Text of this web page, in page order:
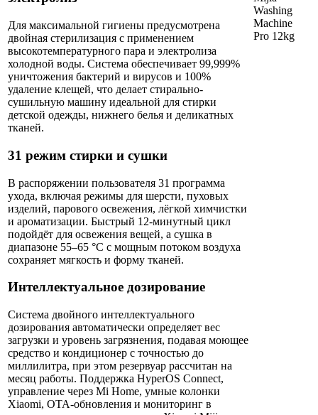
Для максимальной гигиены предусмотрена
двойная стерилизация с применением
высокотемпературного пара и электролиза
холодной воды. Система обеспечивает 99,999%
уничтожения бактерий и вирусов и 100%
удаление клещей, что делает стирально-
сушильную машину идеальной для стирки
детской одежды, нижнего белья и деликатных
тканей.
31 режим стирки и сушки
В распоряжении пользователя 31 программа
ухода, включая режимы для шерсти, пуховых
изделий, парового освежения, лёгкой химчистки
и ароматизации. Быстрый 12-минутный цикл
подойдёт для освежения вещей, а сушка в
диапазоне 55–65 °C с мощным потоком воздуха
сохраняет мягкость и форму тканей.
Интеллектуальное дозирование
Система двойного интеллектуального
дозирования автоматически определяет вес
загрузки и уровень загрязнения, подавая моющее
средство и кондиционер с точностью до
миллилитра, при этом резервуар рассчитан на
месяц работы. Поддержка HyperOS Connect,
управление через Mi Home, умные колонки
Xiaomi, OTA-обновления и мониторинг в